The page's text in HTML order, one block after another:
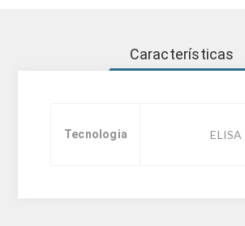
Características
Tecnologia ELISA